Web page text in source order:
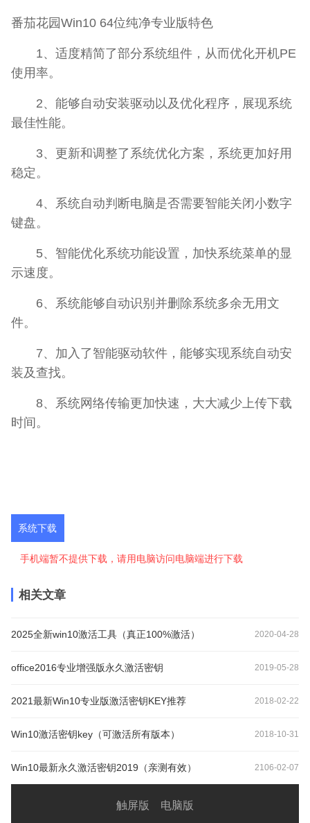
番茄花园Win10 64位纯净专业版特色
1、适度精简了部分系统组件，从而优化开机PE
使用率。
2、能够自动安装驱动以及优化程序，展现系统
最佳性能。
3、更新和调整了系统优化方案，系统更加好用
稳定。
4、系统自动判断电脑是否需要智能关闭小数字
键盘。
5、智能优化系统功能设置，加快系统菜单的显
示速度。
6、系统能够自动识别并删除系统多余无用文
件。
7、加入了智能驱动软件，能够实现系统自动安
装及查找。
8、系统网络传输更加快速，大大减少上传下载
时间。
系统下载
手机端暂不提供下载，请用电脑访问电脑端进行下载
相关文章
2025全新win10激活工具（真正100%激活） 2020-04-28
office2016专业增强版永久激活密钥 2019-05-28
2021最新Win10专业版激活密钥KEY推荐 2018-02-22
Win10激活密钥key（可激活所有版本） 2018-10-31
Win10最新永久激活密钥2019（亲测有效） 2106-02-07
触屏版 电脑版